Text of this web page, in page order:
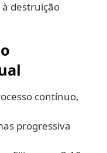
destruição
contínuo,
progressiva